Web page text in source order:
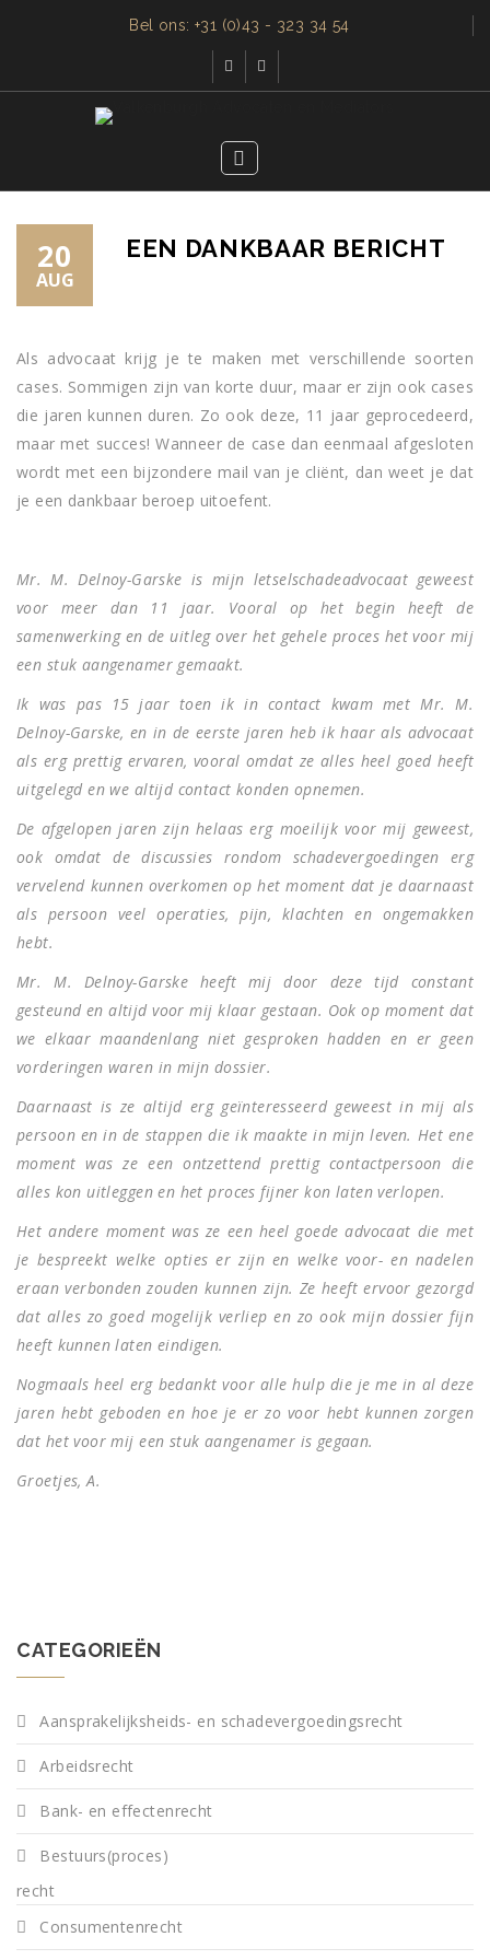
Bel ons: +31 (0)43 - 323 34 54
20
AUG
EEN DANKBAAR BERICHT
Als advocaat krijg je te maken met verschillende soorten
cases. Sommigen zijn van korte duur, maar er zijn ook cases
die jaren kunnen duren. Zo ook deze, 11 jaar geprocedeerd,
maar met succes! Wanneer de case dan eenmaal afgesloten
wordt met een bijzondere mail van je cliënt, dan weet je dat
je een dankbaar beroep uitoefent.
Mr. M. Delnoy-Garske is mijn letselschadeadvocaat geweest
voor meer dan 11 jaar. Vooral op het begin heeft de
samenwerking en de uitleg over het gehele proces het voor mij
een stuk aangenamer gemaakt.
Ik was pas 15 jaar toen ik in contact kwam met Mr. M.
Delnoy-Garske, en in de eerste jaren heb ik haar als advocaat
als erg prettig ervaren, vooral omdat ze alles heel goed heeft
uitgelegd en we altijd contact konden opnemen.
De afgelopen jaren zijn helaas erg moeilijk voor mij geweest,
ook omdat de discussies rondom schadevergoedingen erg
vervelend kunnen overkomen op het moment dat je daarnaast
als persoon veel operaties, pijn, klachten en ongemakken
hebt.
Mr. M. Delnoy-Garske heeft mij door deze tijd constant
gesteund en altijd voor mij klaar gestaan. Ook op moment dat
we elkaar maandenlang niet gesproken hadden en er geen
vorderingen waren in mijn dossier.
Daarnaast is ze altijd erg geïnteresseerd geweest in mij als
persoon en in de stappen die ik maakte in mijn leven. Het ene
moment was ze een ontzettend prettig contactpersoon die
alles kon uitleggen en het proces fijner kon laten verlopen.
Het andere moment was ze een heel goede advocaat die met
je bespreekt welke opties er zijn en welke voor- en nadelen
eraan verbonden zouden kunnen zijn. Ze heeft ervoor gezorgd
dat alles zo goed mogelijk verliep en zo ook mijn dossier fijn
heeft kunnen laten eindigen.
Nogmaals heel erg bedankt voor alle hulp die je me in al deze
jaren hebt geboden en hoe je er zo voor hebt kunnen zorgen
dat het voor mij een stuk aangenamer is gegaan.
Groetjes, A.
CATEGORIEËN
Aansprakelijksheids- en schadevergoedingsrecht
Arbeidsrecht
Bank- en effectenrecht
Bestuurs(proces)
recht
Consumentenrecht